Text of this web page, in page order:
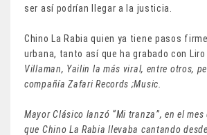
ser así podrían llegar a la justicia.
Chino La Rabia quien ya tiene pasos
urbana, tanto así que ha grabado con Liro
Villaman, Yailin la más viral, entre otros,
compañía Zafari Records ;Music.
Mayor Clásico lanzó “Mi tranza”, en el
que Chino La Rabia llevaba cantando